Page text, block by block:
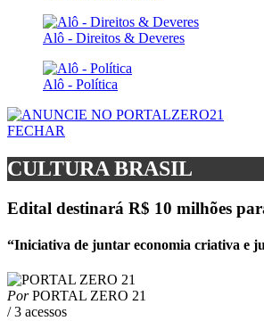
Alô - Direitos & Deveres
Alô - Política
FECHAR
CULTURA BRASIL
Edital destinará R$ 10 milhões
“Iniciativa de juntar economia criativa e
PorPORTAL ZERO 21
/ 3 acessos